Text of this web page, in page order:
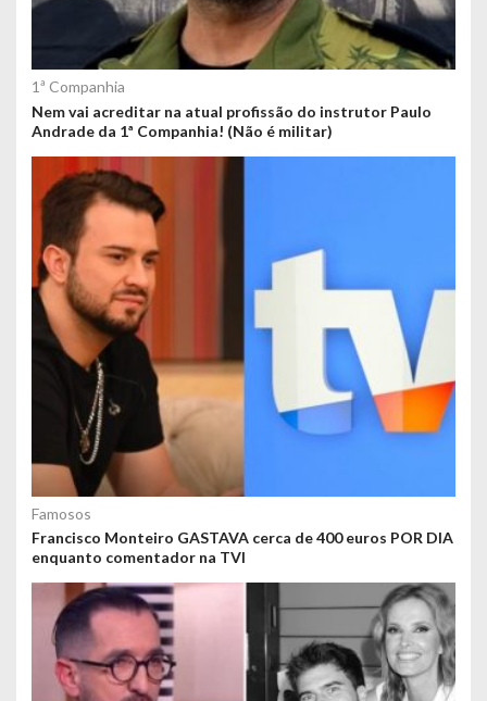
1ª Companhia
Nem vai acreditar na atual profissão do instrutor Paulo
Andrade da 1ª Companhia! (Não é militar)
Famosos
Francisco Monteiro GASTAVA cerca de 400 euros POR DIA
enquanto comentador na TVI